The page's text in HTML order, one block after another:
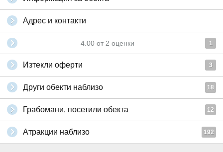
Адрес и контакти
4.00 от 2 оценки 1
Изтекли оферти 3
Други обекти наблизо 18
Грабомани, посетили обекта 12
Атракции наблизо 192